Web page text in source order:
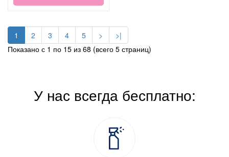
1 2 3 4 5 >
>|
Показано с 1 по 15 из 68 (всего 5 страниц)
У нас всегда бесплатно: